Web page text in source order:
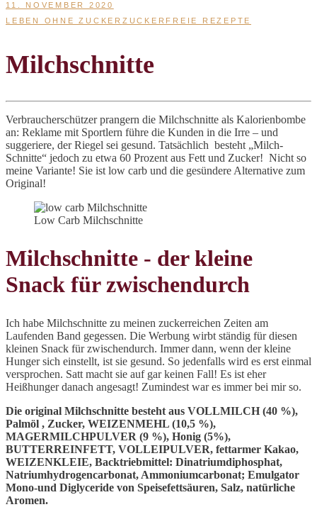
11. NOVEMBER 2020
LEBEN OHNE ZUCKER ZUCKERFREIE REZEPTE
Milchschnitte
Verbraucherschützer prangern die Milchschnitte als Kalorienbombe
an: Reklame mit Sportlern führe die Kunden in die Irre – und
suggeriere, der Riegel sei gesund. Tatsächlich besteht „Milch-
Schnitte“ jedoch zu etwa 60 Prozent aus Fett und Zucker! Nicht so
meine Variante! Sie ist low carb und die gesündere Alternative zum
Original!
Low Carb Milchschnitte
Milchschnitte - der kleine
Snack für zwischendurch
Ich habe Milchschnitte zu meinen zuckerreichen Zeiten am
Laufenden Band gegessen. Die Werbung wirbt ständig für diesen
kleinen Snack für zwischendurch. Immer dann, wenn der kleine
Hunger sich einstellt, ist sie gesund. So jedenfalls wird es erst einmal
versprochen. Satt macht sie auf gar keinen Fall! Es ist eher
Heißhunger danach angesagt! Zumindest war es immer bei mir so.
Die original Milchschnitte besteht aus VOLLMILCH (40 %),
Palmöl , Zucker, WEIZENMEHL (10,5 %),
MAGERMILCHPULVER (9 %), Honig (5%),
BUTTERREINFETT, VOLLEIPULVER, fettarmer Kakao,
WEIZENKLEIE, Backtriebmittel: Dinatriumdiphosphat,
Natriumhydrogencarbonat, Ammoniumcarbonat; Emulgator
Mono-und Diglyceride von Speisefettsäuren, Salz, natürliche
Aromen.